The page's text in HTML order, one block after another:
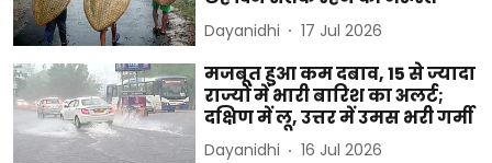
Dayanidhi 17 Jul 2026
मजबूत हुआ कम दबाव, 15 से ज्यादा
राज्यों में भारी बारिश का अलर्ट;
दक्षिण में लू, उत्तर में उमस भरी गर्मी
Dayanidhi 16 Jul 2026